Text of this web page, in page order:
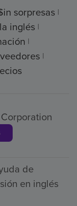
sorpresas
inglés
de
en inglés